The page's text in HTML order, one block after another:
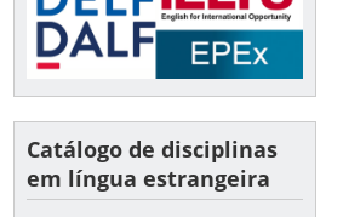
Catálogo de disciplinas
em língua estrangeira